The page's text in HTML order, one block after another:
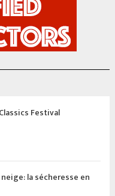
Festival
la sécheresse en